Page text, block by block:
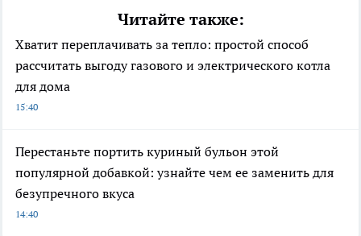
Читайте также:
Хватит переплачивать за тепло: простой способ
рассчитать выгоду газового и электрического котла
для дома
15:40
Перестаньте портить куриный бульон этой
популярной добавкой: узнайте чем ее заменить для
безупречного вкуса
14:40